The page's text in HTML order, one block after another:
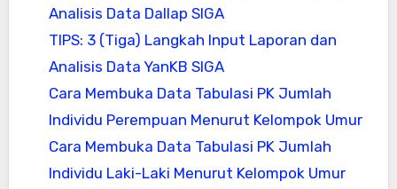
Analisis Data Dallap SIGA
TIPS: 3 (Tiga) Langkah Input Laporan dan
Analisis Data YanKB SIGA
Cara Membuka Data Tabulasi PK Jumlah
Individu Perempuan Menurut Kelompok Umur
Cara Membuka Data Tabulasi PK Jumlah
Individu Laki-Laki Menurut Kelompok Umur